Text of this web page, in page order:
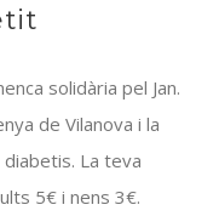
solidària pel Jan.
de Vilanova i la
La teva
5€ i nens 3€.